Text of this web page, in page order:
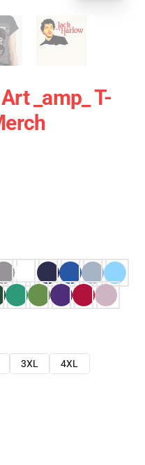
_amp_ T-
3XL
4XL